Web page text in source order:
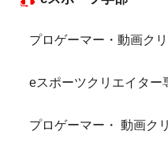
プロゲーマー・動画ク
eスポーツクリエイター
プロゲーマー・ 動画ク